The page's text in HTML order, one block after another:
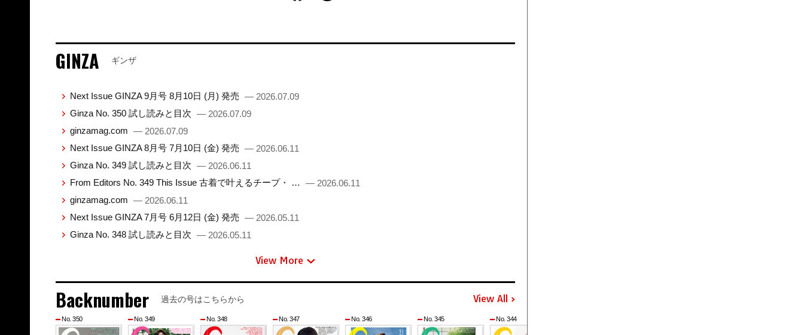
GINZA ギンザ
Next Issue GINZA 9月号 8月10日 (月) 発売 — 2026.07.09
Ginza No. 350 試し読みと目次 — 2026.07.09
ginzamag.com — 2026.07.09
Next Issue GINZA 8月号 7月10日 (金) 発売 — 2026.06.11
Ginza No. 349 試し読みと目次 — 2026.06.11
From Editors No. 349 This Issue 古着で叶えるチープ・ …
— 2026.06.11
ginzamag.com — 2026.06.11
Next Issue GINZA 7月号 6月12日 (金) 発売 — 2026.05.11
Ginza No. 348 試し読みと目次 — 2026.05.11
View More
Backnumber 過去の号はこちらから View All
No. 350 No. 349 No. 348 No. 347 No. 346 No. 345 No. 344